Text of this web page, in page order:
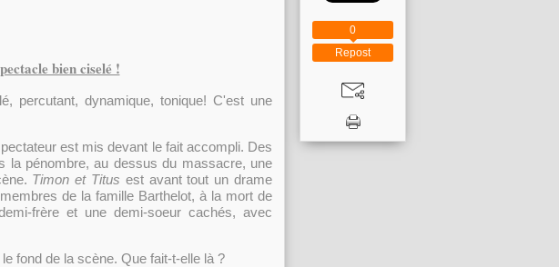
bien ciselé !
percutant, dynamique, tonique! C'est une
est mis devant le fait accompli. Des
la pénombre, au dessus du massacre, une
Timon et Titus est avant tout un drame
de la famille Barthelot, à la mort de
frère et une demi-soeur cachés, avec
fond de la scène. Que fait-t-elle là ?
Repost
0